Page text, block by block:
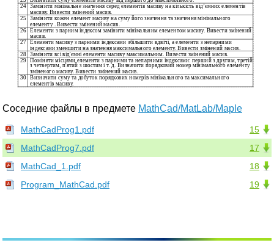
24
Замінити мінімальне значення серед елементів масиву на кількість від’ємних елементів
масиву. Вивести змінений масив.
25
Замінити кожен елемент масиву на суму його значення та значення мінімального
елементу . Вивести змінений масив.
26 Елементи з парним індексом замінити мінімальним елементом масиву. Вивести змінений
масив.
27 Елементи масиву з парними індексами збільшити вдвічі, а елементи з непарними
індексами зменшити на значення максимального елементу. Вивести змінений масив.
28
Замінити всі від'ємні елементи масиву максимальним. Вивести змінений масив.
29
Поміняти місцями елементи з парними та непарними індексами: перший з другим, третій
з четвертим, п'ятий з шостим і т. д. Визначити порядковий номер мінімального елементу
зміненого масиву. Вивести змінений масив.
30
Визначити суму та добуток порядкових номерів мінімального та максимального
елементів масиву.
Соседние файлы в предмете MathCad/MatLab/Maple
15
MathCadProg1.pdf
17
MathCadProg7.pdf
18
MathCad_1.pdf
19
Program_MathCad.pdf